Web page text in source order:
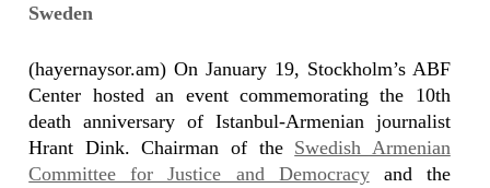
Sweden
(hayernaysor.am) On January 19, Stockholm’s ABF
Center hosted an event commemorating the 10th
death anniversary of Istanbul-Armenian journalist
Hrant Dink. Chairman of the Swedish Armenian
Committee for Justice and Democracyand the